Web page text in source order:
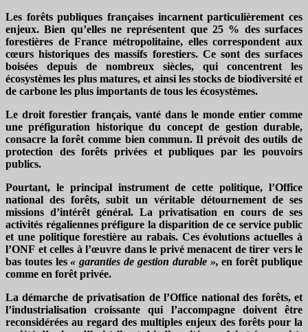
Les forêts publiques françaises incarnent particulièrement ces
enjeux. Bien qu’elles ne représentent que 25 % des surfaces
forestières de France métropolitaine, elles correspondent aux
cœurs historiques des massifs forestiers. Ce sont des surfaces
boisées depuis de nombreux siècles, qui concentrent les
écosystèmes les plus matures, et ainsi les stocks de biodiversité et
de carbone les plus importants de tous les écosystèmes.
Le droit forestier français, vanté dans le monde entier comme
une préfiguration historique du concept de gestion durable,
consacre la forêt comme bien commun. Il prévoit des outils de
protection des forêts privées et publiques par les pouvoirs
publics.
Pourtant, le principal instrument de cette politique, l’Office
national des forêts, subit un véritable détournement de ses
missions d’intérêt général. La privatisation en cours de ses
activités régaliennes préfigure la disparition de ce service public
et une politique forestière au rabais. Ces évolutions actuelles à
l’ONF et celles à l’œuvre dans le privé menacent de tirer vers le
bas toutes les« garanties de gestion durable », en forêt publique
comme en forêt privée.
La démarche de privatisation de l’Office national des forêts, et
l’industrialisation croissante qui l’accompagne doivent être
reconsidérées au regard des multiples enjeux des forêts pour la